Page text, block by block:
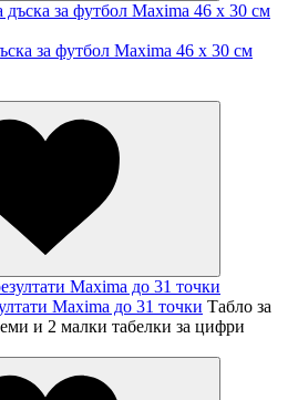
за футбол Maxima 46 х 30 см
Maxima до 31 точки Табло за
и 2 малки табелки за цифри